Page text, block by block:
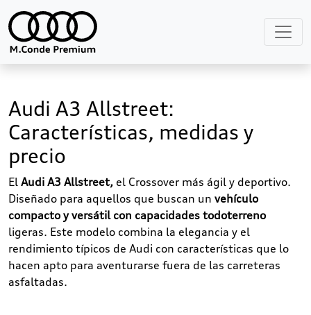
Audi A3 Allstreet:
Características, medidas y
precio
El Audi A3 Allstreet, el Crossover más ágil y deportivo.
Diseñado para aquellos que buscan un vehículo
compacto y versátil con capacidades todoterreno
ligeras. Este modelo combina la elegancia y el
rendimiento típicos de Audi con características que lo
hacen apto para aventurarse fuera de las carreteras
asfaltadas.